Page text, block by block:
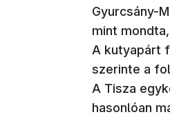
Gyurcsány-
mint
A kutyapárt
szerinte a
A Tisza
hasonlóan